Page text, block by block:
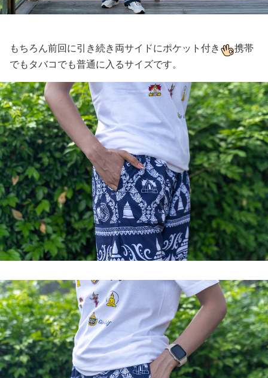
もちろん前回に引き続き両サイドにポケット付き
携帯
でもタバコでも普通に入るサイズです。